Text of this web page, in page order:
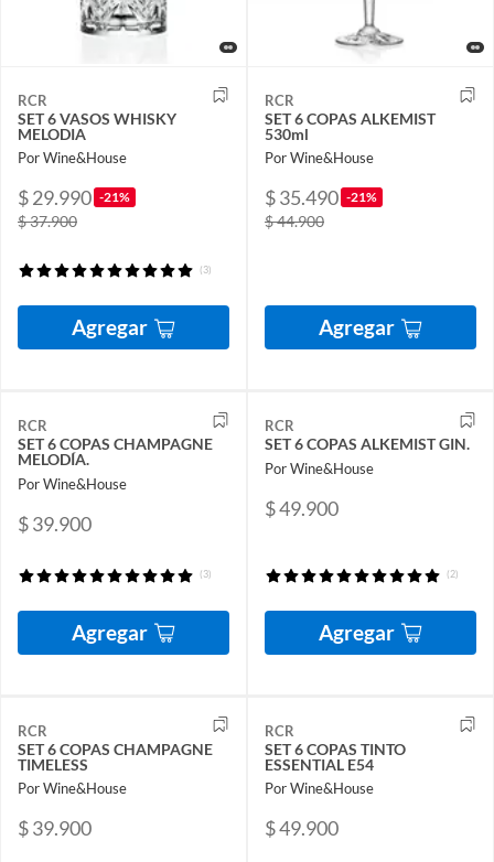
RCR
SET 6 VASOS WHISKY
MELODIA
Por Wine&House
$ 29.990 -21%
$ 37.900
(3)
Agregar
RCR
SET 6 COPAS ALKEMIST
530ml
Por Wine&House
$ 35.490 -21%
$ 44.900
Agregar
RCR
SET 6 COPAS CHAMPAGNE
MELODÍA.
Por Wine&House
$ 39.900
(3)
Agregar
RCR
SET 6 COPAS ALKEMIST GIN.
Por Wine&House
$ 49.900
(2)
Agregar
RCR
SET 6 COPAS CHAMPAGNE
TIMELESS
Por Wine&House
$ 39.900
RCR
SET 6 COPAS TINTO
ESSENTIAL E54
Por Wine&House
$ 49.900